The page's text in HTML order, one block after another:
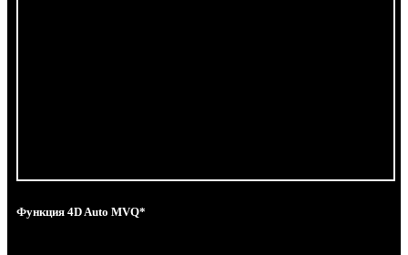
Функция 4D Auto MVQ*